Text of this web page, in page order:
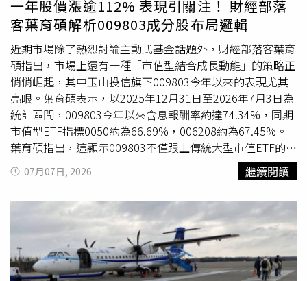
息收益可望維持在相對高檔，在目前的高殖利率環境下，投
資人不必等到降息正式啟動，當前反而是布局高品質固定收
益資產的絕佳良機，更能兼顧穩定收益與資本增值。儘管在
市場動盪之際，00981T 也用真金白銀為投資人打下強心
針。該檔 ETF 迎來掛牌上市以來第七次配息，每受益權單
位擬配發 0.082 元，不僅刷新歷史新高，更寫下配息金額
「步步高升」的亮眼紀錄，前六次每單位配發金額分別為
0.054 元、0.056 元、0.057 元、0.057 元、0.065 元，以及
0.071 元。00981T預計7月16日除息、8月11日發放配息，
有意參與本次配息的投資人，最後買進日為7月15日。※免
責聲明：文中所提之個股、ETF內容，並非任何投資建議與
參考，請審慎判斷評估風險，自負盈虧。
一年股價漲逾112% 表現引關注！ 財經部落
客葉育碩解析009803成分股布局邏輯
近期市場除了熱烈討論主動式基金話題外，財經部落客葉育
碩指出，市場上還有一種「市值型結合成長動能」的策略正
悄悄崛起，其中玉山投信旗下009803今年以來的表現尤其
亮眼。葉育碩表示，以2025年12月31日至2026年7月3日為
統計區間，009803今年以來含息報酬率約達74.34%，同期
市值型ETF指標0050約為66.69%，006208約為67.45%。
葉育碩指出，這顯示009803不僅跟上傳統大型市值ETF的漲
勢，階段性表現甚至超越傳統龍頭。若進一步觀察近一年股
價表現，葉育碩表示，009803在2025年6月30日收盤價為
11.6元，漲幅高達112.84%，換言之若投資人於去年同期布
局，至今年六月底資產已翻超過一倍。為何一檔市值型ETF
能有如此表現？葉育碩認為，關鍵在於選股邏輯的差異。他
表示，傳統市值型ETF通常僅挑選市值最大的公司，但
07月07日, 2026 繼續閱讀